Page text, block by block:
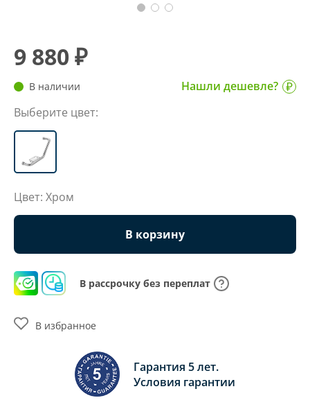
9 880 ₽
В наличии
Нашли дешевле?
Выберите цвет:
Цвет: Хром
В корзину
В рассрочку без переплат
Гарантия 5 лет.
Условия гарантии
В избранное